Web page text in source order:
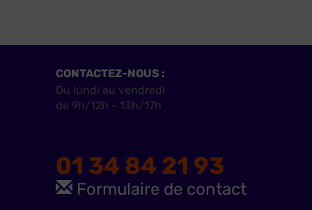
CONTACTEZ-NOUS :
Du lundi au vendredi
de 9h/12h - 13h/17h
01 34 84 21 93
Formulaire de contact